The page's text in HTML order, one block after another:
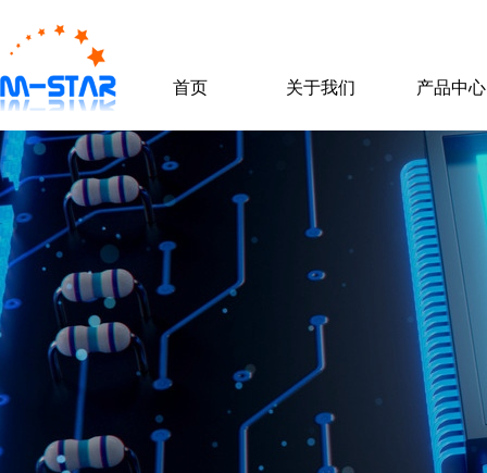
首页 关于我们 产品中心